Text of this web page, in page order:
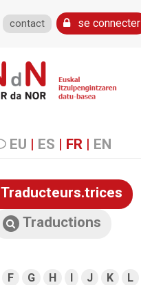
contact se connecter
EU | ES | FR | EN
Traducteurs.trices
Traductions
F G H I J K L